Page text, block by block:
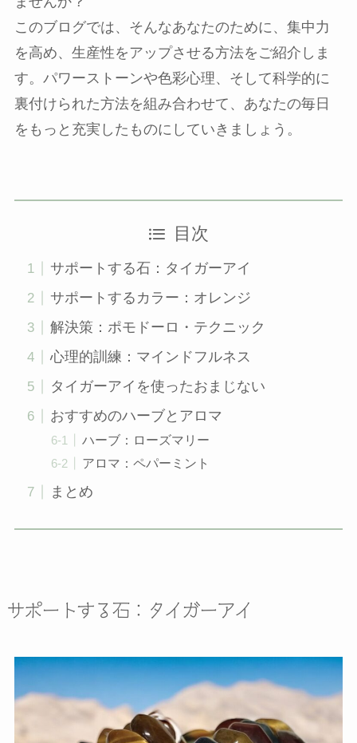
このブログでは、そんなあなたのために、集中力
を高め、生産性をアップさせる方法をご紹介しま
す。パワーストーンや色彩心理、そして科学的に
裏付けられた方法を組み合わせて、あなたの毎日
をもっと充実したものにしていきましょう。
目次
サポートする石：タイガーアイ
サポートするカラー：オレンジ
解決策：ポモドーロ・テクニック
心理的訓練：マインドフルネス
タイガーアイを使ったおまじない
おすすめのハーブとアロマ
ハーブ：ローズマリー
アロマ：ペパーミント
まとめ
サポートする石：タイガーアイ